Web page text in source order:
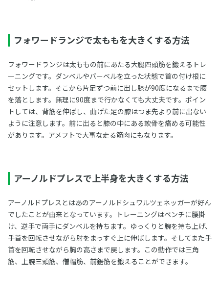
フォワードランジで太ももを大きくする方法
フォワードランジは太ももの前にあたる大腿四頭筋を鍛えるトレ
ーニングです。ダンベルやバーベルを立った状態で首の付け根に
セットします。そこから片足ずつ前に出し膝が90度になるまで腰
を落とします。無理に90度まで行かなくても大丈夫です。ポイン
トしては、背筋を伸ばし、曲げた足の膝はつま先より前に出ない
ように注意します。前に出ると膝の中にある軟骨を痛める可能性
があります。アメフトで大事な走る筋肉にもなります。
アーノルドプレスで上半身を大きくする方法
アーノルドプレスとはあのアーノルドシュワルツェネッガーが好ん
でしたことが由来となっています。トレーニングはベンチに腰掛
け、逆手で両手にダンベルを持ちます。ゆっくりと腕を持ち上げ、
手首を回転させながら肘をまっすぐ上に伸ばします。そしてまた手
首を回転させながら胸の高さまで戻します。この動作では三角
筋、上腕三頭筋、僧帽筋、前鋸筋を鍛えることができます。